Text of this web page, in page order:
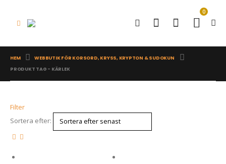
0
HEM
WEBBUTIK FÖR KORSORD, KRYSS, KRYPTON & SUDOKUN
PRODUKT TAG - KÄRLEK
Filter
Sortera efter: